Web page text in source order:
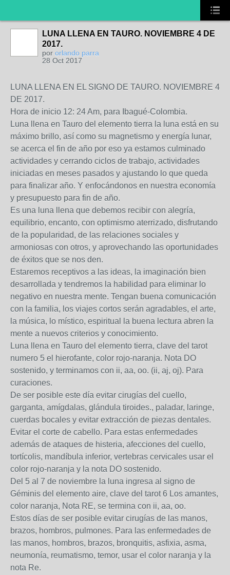
LUNA LLENA EN TAURO. NOVIEMBRE 4 DE
2017.
por orlando parra
28 Oct 2017
LUNA LLENA EN EL SIGNO DE TAURO. NOVIEMBRE 4
DE 2017.
Hora de inicio 12: 24 Am, para Ibagué-Colombia.
Luna llena en Tauro del elemento tierra la luna está en su
máximo brillo, así como su magnetismo y energía lunar,
se acerca el fin de año por eso ya estamos culminado
actividades y cerrando ciclos de trabajo, actividades
iniciadas en meses pasados y ajustando lo que queda
para finalizar año. Y enfocándonos en nuestra economía
y presupuesto para fin de año.
Es una luna llena que debemos recibir con alegría,
equilibrio, encanto, con optimismo aterrizado, disfrutando
de la popularidad, de las relaciones sociales y
armoniosas con otros, y aprovechando las oportunidades
de éxitos que se nos den.
Estaremos receptivos a las ideas, la imaginación bien
desarrollada y tendremos la habilidad para eliminar lo
negativo en nuestra mente. Tengan buena comunicación
con la familia, los viajes cortos serán agradables, el arte,
la música, lo místico, espiritual la buena lectura abren la
mente a nuevos criterios y conocimiento.
Luna llena en Tauro del elemento tierra, clave del tarot
numero 5 el hierofante, color rojo-naranja. Nota DO
sostenido, y terminamos con ii, aa, oo. (ii, aj, oj). Para
curaciones.
De ser posible este día evitar cirugías del cuello,
garganta, amígdalas, glándula tiroides., paladar, laringe,
cuerdas bocales y evitar extracción de piezas dentales.
Evitar el corte de cabello. Para estas enfermedades
además de ataques de histeria, afecciones del cuello,
tortícolis, mandíbula inferior, vertebras cervicales usar el
color rojo-naranja y la nota DO sostenido.
Del 5 al 7 de noviembre la luna ingresa al signo de
Géminis del elemento aire, clave del tarot 6 Los amantes,
color naranja, Nota RE, se termina con ii, aa, oo.
Estos días de ser posible evitar cirugías de las manos,
brazos, hombros, pulmones. Para las enfermedades de
las manos, hombros, brazos, bronquitis, asfixia, asma,
neumonía, reumatismo, temor, usar el color naranja y la
nota Re.